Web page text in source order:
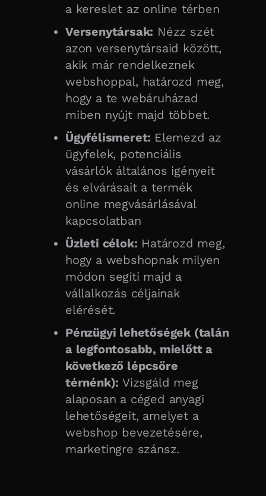
a kereslet az online térben
Versenytársak: Nézz szét
azon versenytársaid között,
akik már rendelkeznek
webshoppal, határozd meg,
hogy a te webáruházad
miben nyújt majd többet.
Ügyfélismeret: Elemezd az
ügyfelek, potenciális
vásárlók általános igényeit
és elvárásait a termék
online megvásárlásával
kapcsolatban
Üzleti célok: Határozd meg,
hogy a webshopnak milyen
módon segíti majd a
vállalkozás céljainak
elérését.
Pénzügyi lehetőségek (talán
a legfontosabb, mielőtt a
következő lépcsőre
térnénk): Vizsgáld meg
alaposan a céged anyagi
lehetőségeit, amelyet a
webshop bevezetésére,
marketingre szánsz.